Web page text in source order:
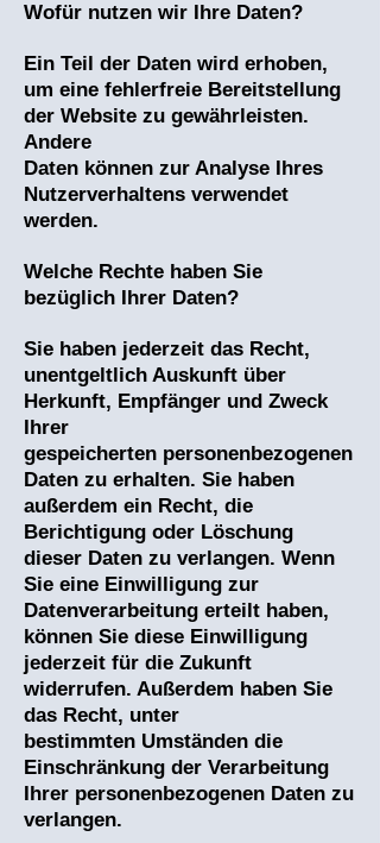
Wofür nutzen wir Ihre Daten?
Ein Teil der Daten wird erhoben,
um eine fehlerfreie Bereitstellung
der Website zu gewährleisten.
Andere
Daten können zur Analyse Ihres
Nutzerverhaltens verwendet
werden.
Welche Rechte haben Sie
bezüglich Ihrer Daten?
Sie haben jederzeit das Recht,
unentgeltlich Auskunft über
Herkunft, Empfänger und Zweck
Ihrer
gespeicherten personenbezogenen
Daten zu erhalten. Sie haben
außerdem ein Recht, die
Berichtigung oder Löschung
dieser Daten zu verlangen. Wenn
Sie eine Einwilligung zur
Datenverarbeitung erteilt haben,
können Sie diese Einwilligung
jederzeit für die Zukunft
widerrufen. Außerdem haben Sie
das Recht, unter
bestimmten Umständen die
Einschränkung der Verarbeitung
Ihrer personenbezogenen Daten zu
verlangen.